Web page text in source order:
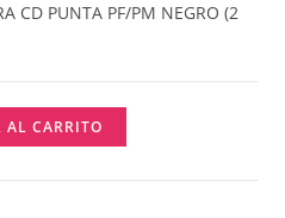
CD PUNTA PF/PM NEGRO (2
AL CARRITO